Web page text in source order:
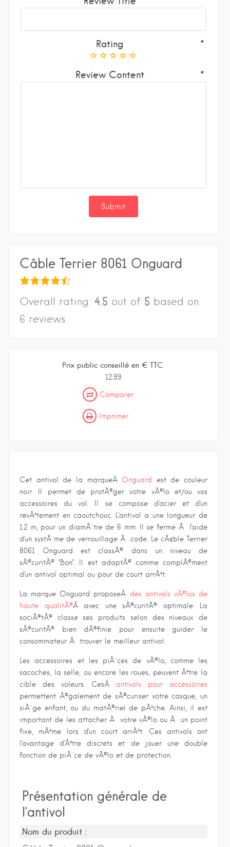
Rating
Review Content
Câble Terrier 8061 Onguard
Overall rating: 4.5 out of 5 based on
6 reviews.
Prix public conseillé en € TTC
12.99
Comparer
Imprimer
Cet antivol de la marqueÂ Onguard
est de couleur
noir. Il permet de protÃ©ger votre vÃ©lo et/ou vos
accessoires du vol. Il se compose d'acier et d'un
revÃªtement en caoutchouc. L'antivol a une longueur de
1.2 m, pour un diamÃ¨tre de 6 mm. Il se ferme Ã l'aide
d'un systÃ¨me de verrouillage Ã code. Le cÃ¢ble Terrier
8061 Onguard est classÃ© dans un niveau de
sÃ©curitÃ© "Bon". Il est adaptÃ© comme complÃ©ment
d'un antivol optimal ou pour de court arrÃªt.
La marque Onguard proposeÂ des antivols vÃ©los de
haute qualitÃ©Â avec une sÃ©curitÃ© optimale. La
sociÃ©tÃ© classe ses produits selon des niveaux de
sÃ©curitÃ© bien dÃ©finie pour ensuite guider le
consommateur Ã trouver le meilleur antivol.
Les accessoires et les piÃ¨ces de vÃ©lo, comme les
sacoches, la selle, ou encore les roues, peuvent Ãªtre la
cible des voleurs. CesÂ antivols pour accessoires
permettent Ã©galement de sÃ©curiser votre casque, un
siÃ¨ge enfant, ou du matÃ©riel de pÃªche. Ainsi, il est
important de les attacher Ã votre vÃ©lo ou Ã un point
fixe, mÃªme lors d'un court arrÃªt. Ces antivols ont
l'avantage d'Ãªtre discrets et de jouer une double
fonction de piÃ¨ce de vÃ©lo et de protection.
Présentation générale de
l’antivol
Nom du produit :